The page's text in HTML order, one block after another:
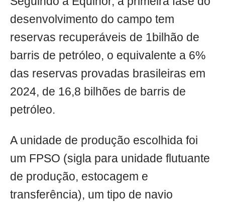
desenvolvimento do campo tem
reservas recuperáveis de 1bilhão de
barris de petróleo, o equivalente a 6%
das reservas provadas brasileiras em
2024, de 16,8 bilhões de barris de
petróleo.
A unidade de produção escolhida foi
um FPSO (sigla para unidade flutuante
de produção, estocagem e
transferência), um tipo de navio